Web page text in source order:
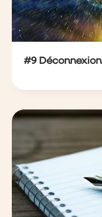
#9 Déconnexion